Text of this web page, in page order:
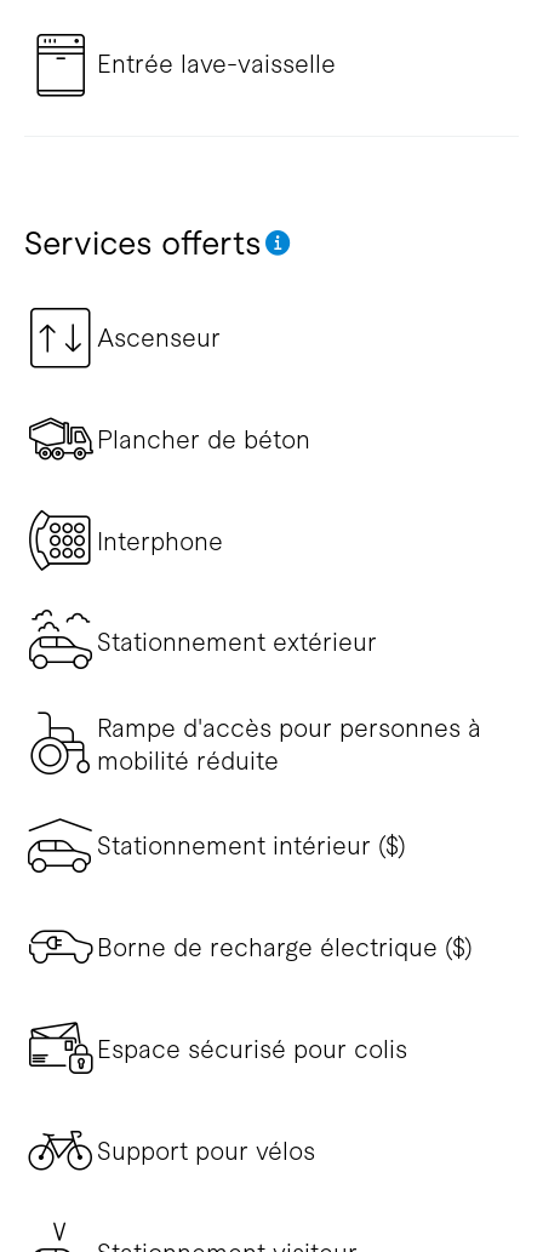
Entrée lave-vaisselle
Services offerts
Ascenseur
Plancher de béton
Interphone
Stationnement extérieur
Rampe d'accès pour personnes à
mobilité réduite
Stationnement intérieur ($)
Borne de recharge électrique ($)
Espace sécurisé pour colis
Support pour vélos